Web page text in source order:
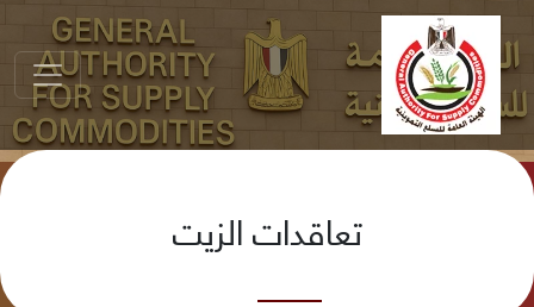
تعاقدات الزيت